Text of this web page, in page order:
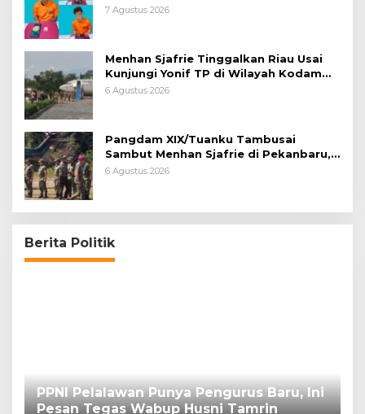
7 Agustus 2026
Menhan Sjafrie Tinggalkan Riau Usai
Kunjungi Yonif TP di Wilayah Kodam
XIX/Tuanku Tambusai
6 Agustus 2026
Pangdam XIX/Tuanku Tambusai
Sambut Menhan Sjafrie di Pekanbaru,
Ada Agenda Penting
6 Agustus 2026
Berita Politik
PPNI Pelalawan Punya Pengurus Baru, Ini
Pesan Tegas Wabup Husni Tamrin